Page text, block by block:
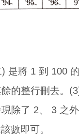
是將 1 到 100
的整行刪去。
除了 2、 3 之
數即可。